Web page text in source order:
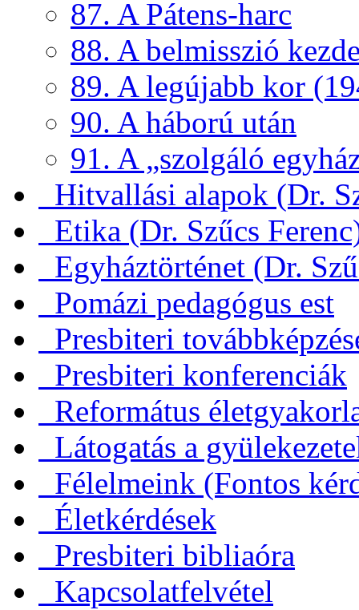
87. A Pátens-harc
88. A belmisszió
89. A legújabb kor
90. A háború után
91. A „szolgáló
Hitvallási alapok (Dr.
Etika (Dr. Szűcs
Egyháztörténet (Dr.
Pomázi pedagógus est
Presbiteri
Presbiteri konferenciák
Református
Látogatás a
Félelmeink (Fontos
Életkérdések
Presbiteri bibliaóra
Kapcsolatfelvétel